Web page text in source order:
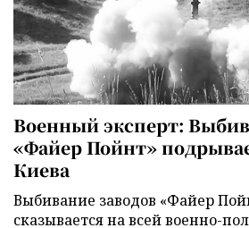
Военный эксперт:
«Файер Пойнт»
Киева
Выбивание заводов «Файер
сказывается на всей военно-